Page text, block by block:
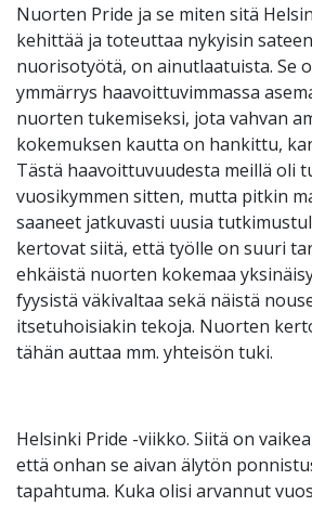
Nuorten Pride ja se miten sitä
kehittää ja toteuttaa nykyisin
nuorisotyötä, on ainutlaatuista. Se
ymmärrys haavoittuvimmassa
nuorten tukemiseksi, jota vahvan
kokemuksen kautta on hankittu,
Tästä haavoittuvuudesta meillä oli
vuosikymmen sitten, mutta pitkin
saaneet jatkuvasti uusia
kertovat siitä, että työlle on suuri
ehkäistä nuorten kokemaa
fyysistä väkivaltaa sekä näistä
itsetuhoisiakin tekoja. Nuorten
tähän auttaa mm. yhteisön tuki.
Helsinki Pride -viikko. Siitä on
että onhan se aivan älytön
tapahtuma. Kuka olisi arvannut